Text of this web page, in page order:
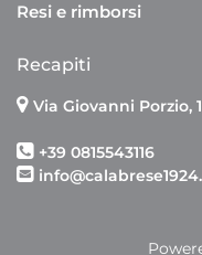
Resi e rimborsi
Recapiti
Via Giovanni Porzio,
+39 0815543116